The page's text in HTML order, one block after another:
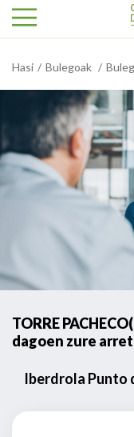
Hasi Bulegoak
TORRE
dagoen zure
Iberdrola Punto